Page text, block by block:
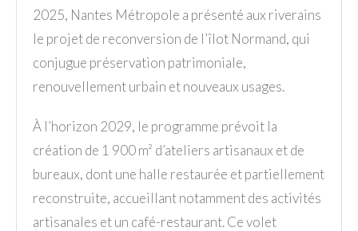
2025, Nantes Métropole a présenté aux riverains
le projet de reconversion de l’îlot Normand, qui
conjugue préservation patrimoniale,
renouvellement urbain et nouveaux usages.
À l’horizon 2029, le programme prévoit la
création de 1 900 m² d’ateliers artisanaux et de
bureaux, dont une halle restaurée et partiellement
reconstruite, accueillant notamment des activités
artisanales et un café-restaurant. Ce volet